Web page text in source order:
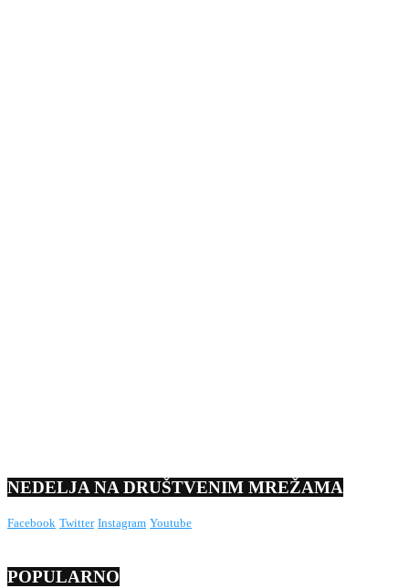
NEDELJA NA DRUŠTVENIM MREŽAMA
Facebook Twitter Instagram Youtube
POPULARNO